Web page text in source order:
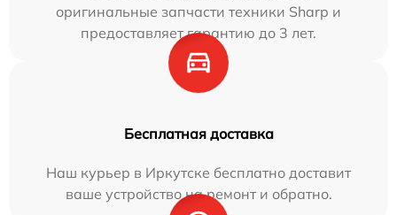
оригинальные запчасти техники Sharp и
предоставляет гарантию до 3 лет.
Бесплатная доставка
Наш курьер в Иркутске бесплатно доставит
ваше устройство на ремонт и обратно.